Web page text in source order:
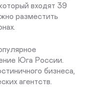
входят 39
разместить
Юга России.
бизнеса,
агентств.